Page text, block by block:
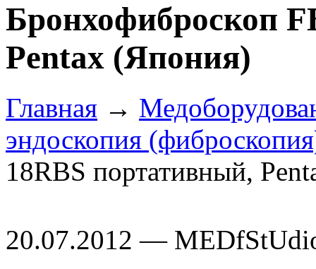
Бронхофиброскоп
Pentax (Япония)
Главная →
эндоскопия
18RBS портативный,
20.07.2012 —